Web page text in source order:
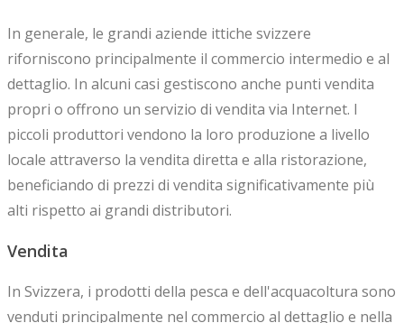
In generale, le grandi aziende ittiche svizzere
riforniscono principalmente il commercio intermedio e al
dettaglio. In alcuni casi gestiscono anche punti vendita
propri o offrono un servizio di vendita via Internet. I
piccoli produttori vendono la loro produzione a livello
locale attraverso la vendita diretta e alla ristorazione,
beneficiando di prezzi di vendita significativamente più
alti rispetto ai grandi distributori.
Vendita
In Svizzera, i prodotti della pesca e dell'acquacoltura sono
venduti principalmente nel commercio al dettaglio e nella